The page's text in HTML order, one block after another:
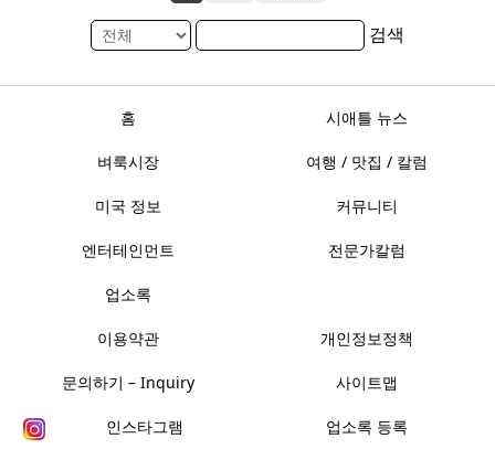
검색
홈 시애틀 뉴스
벼룩시장 여행 / 맛집 / 칼럼
미국 정보 커뮤니티
엔터테인먼트 전문가칼럼
업소록
이용약관 개인정보정책
문의하기 – Inquiry 사이트맵
인스타그램 업소록 등록